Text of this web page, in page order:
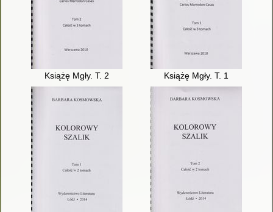
Książę Mgły. T. 2 Książę Mgły. T. 1